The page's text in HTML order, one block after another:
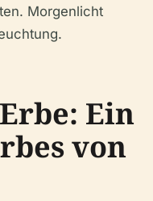
Morgenlicht
Ein
von